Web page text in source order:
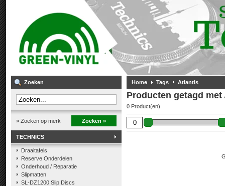
Zoeken
» Zoeken op merk Zoeken »
TECHNICS
Draaitafels
Reserve Onderdelen
Onderhoud / Reparatie
Slipmatten
SL-DZ1200 Slip Discs
Home Tags Atlantis
Producten getagd met
0 Product(en)